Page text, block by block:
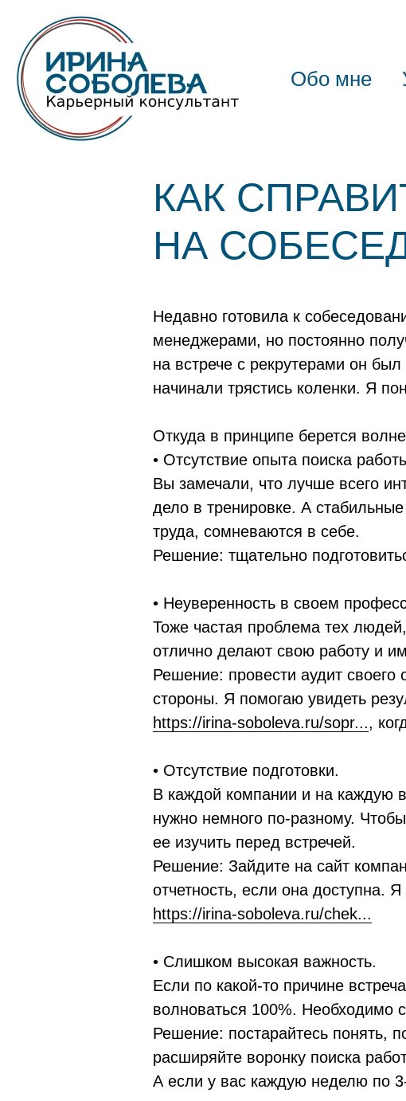
Обо мне
КАК
НА
Недавно готовила к
менеджерами, но постоянно
на встрече с рекрутерами он
начинали трястись коленки. Я
Откуда в принципе берется
• Отсутствие опыта поиска
Вы замечали, что лучше всего
дело в тренировке. А
труда, сомневаются в себе.
Решение: тщательно
• Неуверенность в своем
Тоже частая проблема тех
отлично делают свою работу и
Решение: провести аудит
стороны. Я помогаю увидеть
https://irina-soboleva.ru/sopr...,
• Отсутствие подготовки.
В каждой компании и на каждую
нужно немного по-разному.
ее изучить перед встречей.
Решение: Зайдите на сайт
отчетность, если она доступна.
https://irina-soboleva.ru/chek...
• Слишком высокая важность.
Если по какой-то причине
волноваться 100%. Необходимо
Решение: постарайтесь понять,
расширяйте воронку поиска
А если у вас каждую неделю по